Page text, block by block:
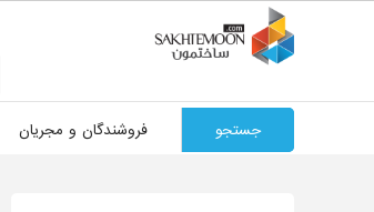
جستجو فروشندگان و مجریان